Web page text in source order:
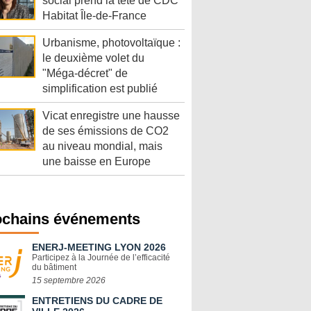
Habitat Île-de-France
Urbanisme, photovoltaïque :
le deuxième volet du
"Méga-décret" de
simplification est publié
Vicat enregistre une hausse
de ses émissions de CO2
au niveau mondial, mais
une baisse en Europe
événements
ENERJ-MEETING LYON 2026
Participez à la Journée de l’efficacité
du bâtiment
15 septembre 2026
ENTRETIENS DU CADRE DE